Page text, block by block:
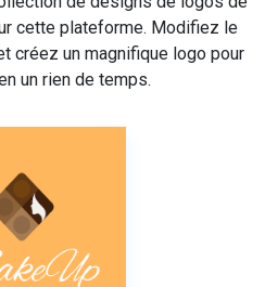
cette plateforme. Modifiez le
créez un magnifique logo pour
un rien de temps.